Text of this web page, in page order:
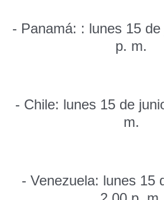
- Panamá: : lunes 15
p. m.
- Chile: lunes 15 de
m.
- Venezuela: lunes 15